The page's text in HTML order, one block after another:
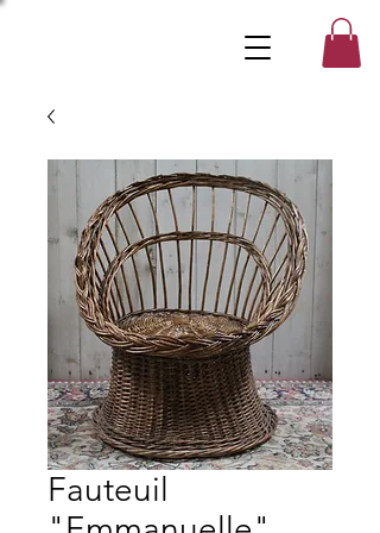
Fauteuil